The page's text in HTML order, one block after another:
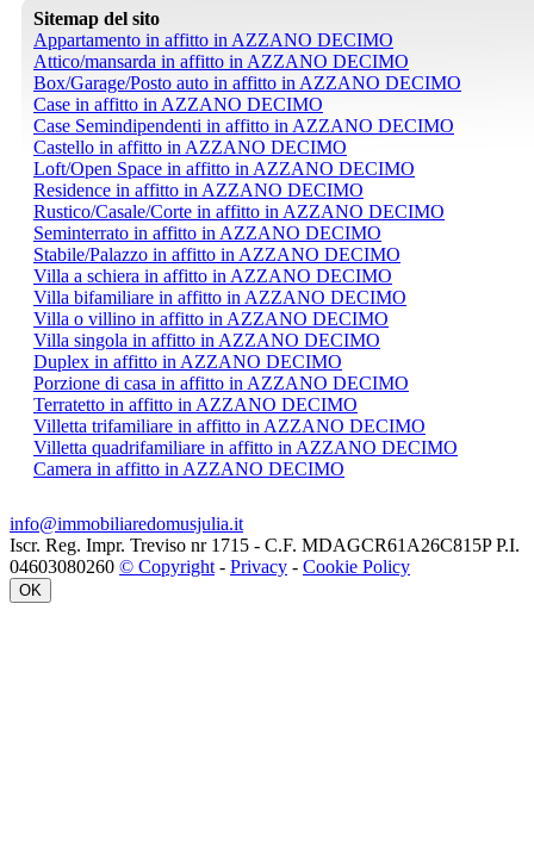
Sitemap del sito
Appartamento in affitto in AZZANO DECIMO
Attico/mansarda in affitto in AZZANO DECIMO
Box/Garage/Posto auto in affitto in AZZANO DECIMO
Case in affitto in AZZANO DECIMO
Case Semindipendenti in affitto in AZZANO DECIMO
Castello in affitto in AZZANO DECIMO
Loft/Open Space in affitto in AZZANO DECIMO
Residence in affitto in AZZANO DECIMO
Rustico/Casale/Corte in affitto in AZZANO DECIMO
Seminterrato in affitto in AZZANO DECIMO
Stabile/Palazzo in affitto in AZZANO DECIMO
Villa a schiera in affitto in AZZANO DECIMO
Villa bifamiliare in affitto in AZZANO DECIMO
Villa o villino in affitto in AZZANO DECIMO
Villa singola in affitto in AZZANO DECIMO
Duplex in affitto in AZZANO DECIMO
Porzione di casa in affitto in AZZANO DECIMO
Terratetto in affitto in AZZANO DECIMO
Villetta trifamiliare in affitto in AZZANO DECIMO
Villetta quadrifamiliare in affitto in AZZANO DECIMO
Camera in affitto in AZZANO DECIMO
info@immobiliaredomusjulia.it
Iscr. Reg. Impr. Treviso nr 1715 - C.F. MDAGCR61A26C815P P.I.
04603080260 © Copyright - Privacy - Cookie Policy